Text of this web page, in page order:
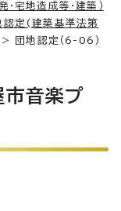
・宅地造成等・建築）
認定(建築基準法第
> 団地認定（6-06）
市音楽プ